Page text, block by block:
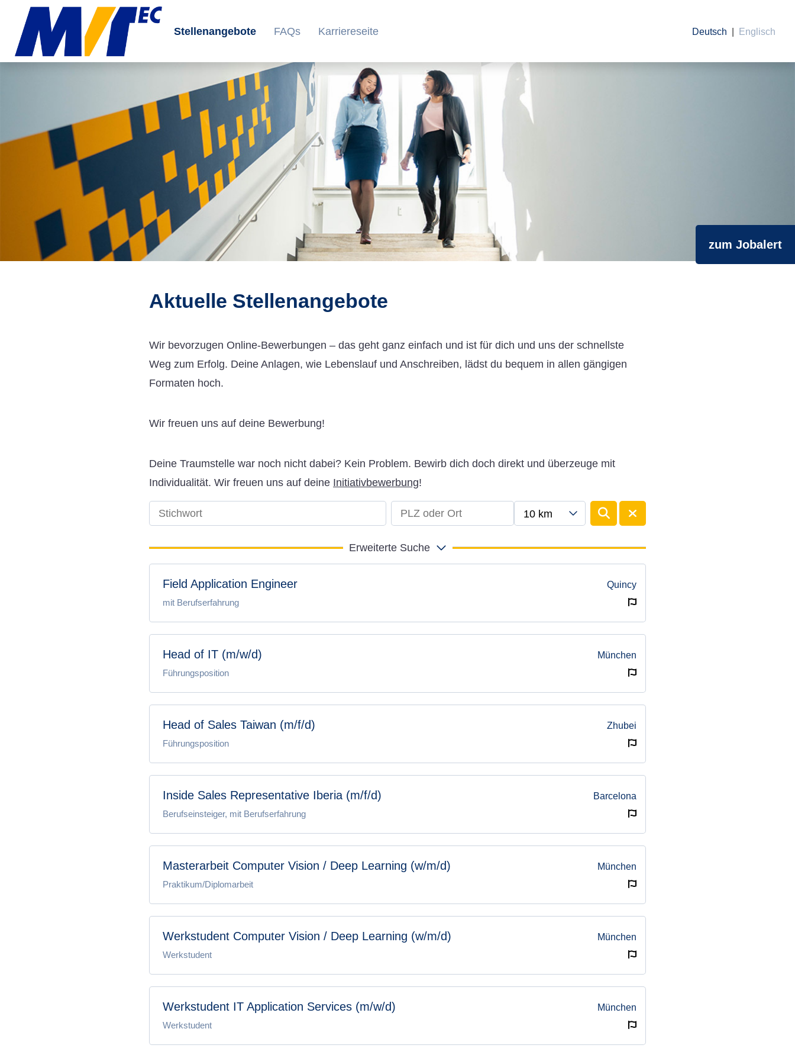
Deutsch Englisch
Stellenangebote FAQs Karriereseite
Aktuelle Stellenangebote
Wir bevorzugen Online-Bewerbungen – das geht ganz einfach und ist für dich und uns der schnellste
Weg zum Erfolg. Deine Anlagen, wie Lebenslauf und Anschreiben, lädst du bequem in allen gängigen
Formaten hoch.
Wir freuen uns auf deine Bewerbung!
Deine Traumstelle war noch nicht dabei? Kein Problem. Bewirb dich doch direkt und überzeuge mit
Individualität. Wir freuen uns auf deine Initiativbewerbung!
10 km
Erweiterte Suche
Field Application Engineer
mit Berufserfahrung
Quincy
Head of IT (m/w/d)
Führungsposition
München
Head of Sales Taiwan (m/f/d)
Führungsposition
Zhubei
Inside Sales Representative Iberia (m/f/d)
Berufseinsteiger, mit Berufserfahrung
Barcelona
Masterarbeit Computer Vision / Deep Learning (w/m/d)
Praktikum/Diplomarbeit
München
Werkstudent Computer Vision / Deep Learning (w/m/d)
Werkstudent
München
Werkstudent IT Application Services (m/w/d)
Werkstudent
München
zum Jobalert